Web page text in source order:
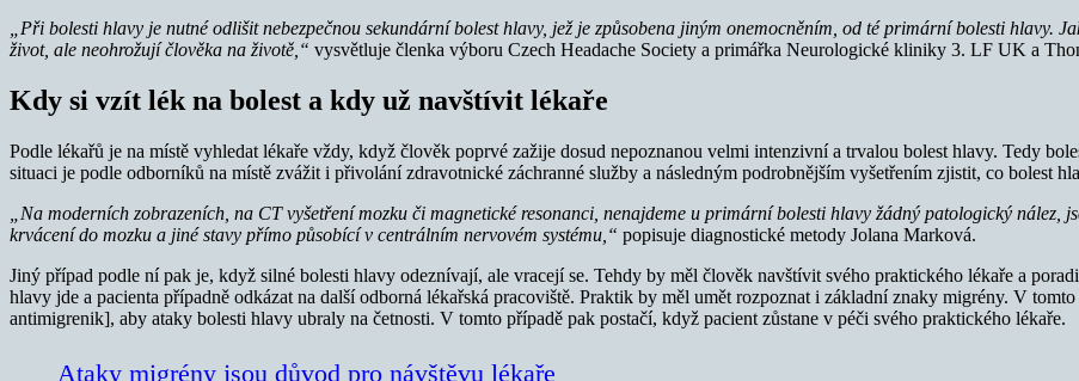
„Při bolesti hlavy je nutné odlišit nebezpečnou sekundární bolest hlavy, jež je způsobena jiným onemocněním, od té primární bolesti hlavy.
život, ale neohrožují člověka na životě,“ vysvětluje členka výboru Czech Headache Society a primářka Neurologické kliniky 3. LF UK a
Kdy si vzít lék na bolest a kdy už navštívit lékaře
Podle lékařů je na místě vyhledat lékaře vždy, když člověk poprvé zažije dosud nepoznanou velmi intenzivní a trvalou bolest hlavy. Tedy
situaci je podle odborníků na místě zvážit i přivolání zdravotnické záchranné služby a následným podrobnějším vyšetřením zjistit, co bolest
„Na moderních zobrazeních, na CT vyšetření mozku či magnetické resonanci, nenajdeme u primární bolesti hlavy žádný patologický
krvácení do mozku a jiné stavy přímo působící v centrálním nervovém systému,“ popisuje diagnostické metody Jolana Marková.
Jiný případ podle ní pak je, když silné bolesti hlavy odeznívají, ale vracejí se. Tehdy by měl člověk navštívit svého praktického lékaře a
hlavy jde a pacienta případně odkázat na další odborná lékařská pracoviště. Praktik by měl umět rozpoznat i základní znaky migrény. V
antimigrenik], aby ataky bolesti hlavy ubraly na četnosti. V tomto případě pak postačí, když pacient zůstane v péči svého praktického lékaře.
Ataky migrény jsou důvod pro návštěvu lékaře